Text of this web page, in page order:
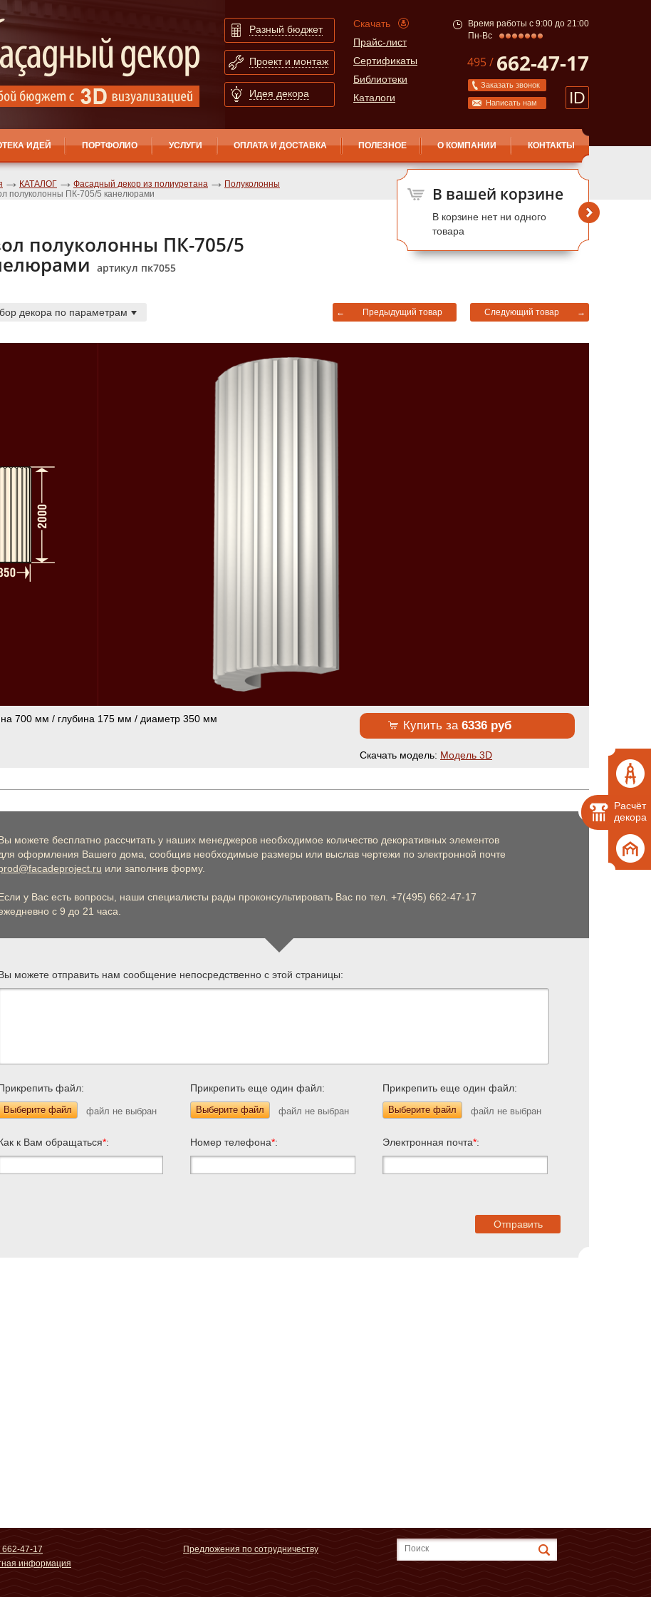
Расчёт
декора
Разный бюджет
Проект и монтаж
Идея декора
Скачать
Прайс-лист
Сертификаты
Библиотеки
Каталоги
Время работы с 9:00 до 21:00
Пн-Вс
495 / 662-47-17
Заказать звонок
Написать нам ID
ИДЕЙ ПОРТФОЛИО УСЛУГИ ОПЛАТА И ДОСТАВКА ПОЛЕЗНОЕ О КОМПАНИИ КОНТАКТЫ
В вашей корзине
В корзине нет ни одного
товара
КАТАЛОГ Фасадный декор из полиуретана
Полуколонны
полуколонны ПК-705/5 канелюрами
полуколонны ПК-705/5
артикул пк7055
декора по параметрам ← Предыдущий товар Следующий товар →
Купить за6336 руб
Cкачать модель: Модель 3D
700 мм / глубина 175 мм / диаметр 350 мм
можете бесплатно рассчитать у наших менеджеров необходимое количество декоративных элементов
оформления Вашего дома, сообщив необходимые размеры или выслав чертежи по электронной почте
или заполнив форму.
у Вас есть вопросы, наши специалисты рады проконсультировать Вас по тел. +7(495) 662-47-17
с 9 до 21 часа.
можете отправить нам сообщение непосредственно с этой страницы:
файл:
Выберите файл
Прикрепить еще один файл:
Выберите файл
Прикрепить еще один файл:
Выберите файл
к Вам обращаться*: Номер телефона*: Электронная почта*:
662-47-17
информация
Предложения по сотрудничеству